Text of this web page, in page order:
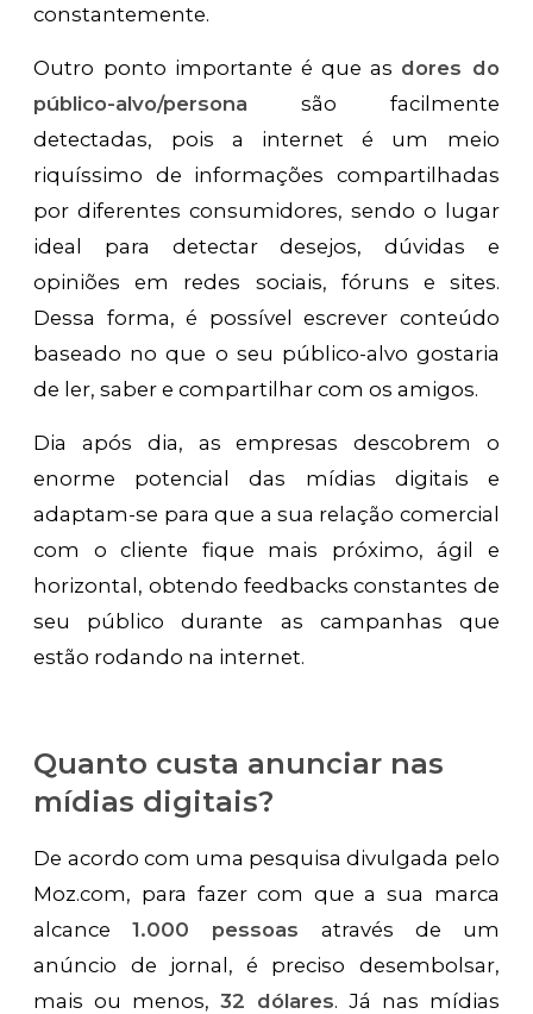
constantemente.
Outro ponto importante é que as dores do
público-alvo/persona são facilmente
detectadas, pois a internet é um meio
riquíssimo de informações compartilhadas
por diferentes consumidores, sendo o lugar
ideal para detectar desejos, dúvidas e
opiniões em redes sociais, fóruns e sites.
Dessa forma, é possível escrever conteúdo
baseado no que o seu público-alvo gostaria
de ler, saber e compartilhar com os amigos.
Dia após dia, as empresas descobrem o
enorme potencial das mídias digitais e
adaptam-se para que a sua relação comercial
com o cliente fique mais próximo, ágil e
horizontal, obtendo feedbacks constantes de
seu público durante as campanhas que
estão rodando na internet.
Quanto custa anunciar nas
mídias digitais?
De acordo com uma pesquisa divulgada pelo
Moz.com, para fazer com que a sua marca
alcance1.000 pessoas através de um
anúncio de jornal, é preciso desembolsar,
mais ou menos,32 dólares. Já nas mídias